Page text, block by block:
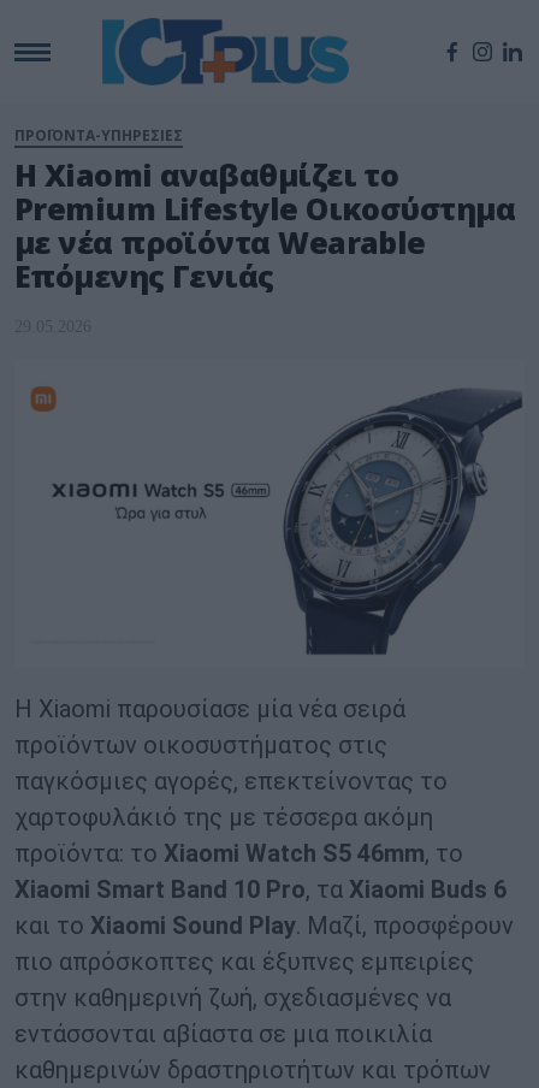
ΠΡΟΪΟΝΤΑ-ΥΠΗΡΕΣΙΕΣ
Η Xiaomi αναβαθμίζει το
Premium Lifestyle Οικοσύστημα
με νέα προϊόντα Wearable
Επόμενης Γενιάς
29.05.2026
Η Xiaomi παρουσίασε μία νέα σειρά
προϊόντων οικοσυστήματος στις
παγκόσμιες αγορές, επεκτείνοντας το
χαρτοφυλάκιό της με τέσσερα ακόμη
προϊόντα: το Xiaomi Watch S5 46mm, το
Xiaomi Smart Band 10 Pro, τα Xiaomi Buds 6
και το Xiaomi Sound Play. Μαζί, προσφέρουν
πιο απρόσκοπτες και έξυπνες εμπειρίες
στην καθημερινή ζωή, σχεδιασμένες να
εντάσσονται αβίαστα σε μια ποικιλία
καθημερινών δραστηριοτήτων και τρόπων